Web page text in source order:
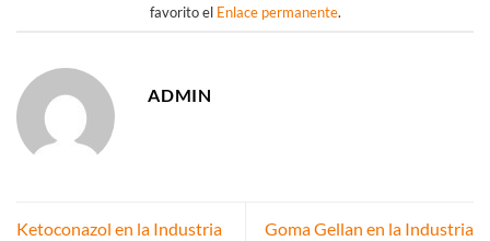
favorito el Enlace permanente.
ADMIN
Ketoconazol en la Industria
Goma Gellan en la Industria